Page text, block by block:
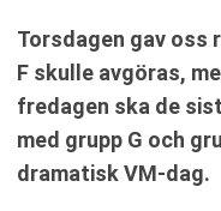
Torsdagen gav oss
F skulle avgöras,
fredagen ska de
med grupp G och
dramatisk VM-dag.